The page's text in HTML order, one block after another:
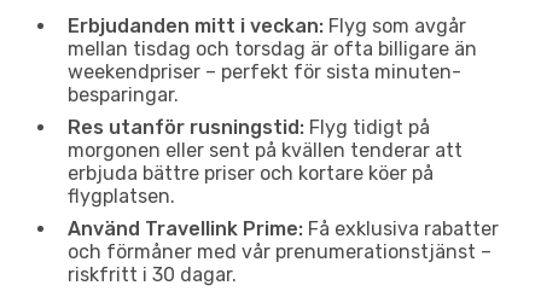
Erbjudanden mitt i veckan: Flyg som avgår
mellan tisdag och torsdag är ofta billigare än
weekendpriser – perfekt för sista minuten-
besparingar.
Res utanför rusningstid: Flyg tidigt på
morgonen eller sent på kvällen tenderar att
erbjuda bättre priser och kortare köer på
flygplatsen.
Använd Travellink Prime: Få exklusiva rabatter
och förmåner med vår prenumerationstjänst –
riskfritt i 30 dagar.